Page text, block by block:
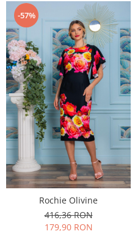
-57%
Rochie Olivine
416,36 RON
179,90 RON